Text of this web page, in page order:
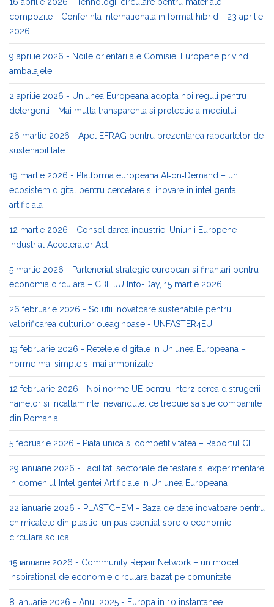
compozite - Conferinta internationala in format hibrid - 23 aprilie
2026
9 aprilie 2026 - Noile orientari ale Comisiei Europene privind
ambalajele
2 aprilie 2026 - Uniunea Europeana adopta noi reguli pentru
detergenti - Mai multa transparenta si protectie a mediului
26 martie 2026 - Apel EFRAG pentru prezentarea rapoartelor de
sustenabilitate
19 martie 2026 - Platforma europeana AI‑on‑Demand – un
ecosistem digital pentru cercetare si inovare in inteligenta
artificiala
12 martie 2026 - Consolidarea industriei Uniunii Europene -
Industrial Accelerator Act
5 martie 2026 - Parteneriat strategic european si finantari pentru
economia circulara – CBE JU Info-Day, 15 martie 2026
26 februarie 2026 - Solutii inovatoare sustenabile pentru
valorificarea culturilor oleaginoase - UNFASTER4EU
19 februarie 2026 - Retelele digitale in Uniunea Europeana –
norme mai simple si mai armonizate
12 februarie 2026 - Noi norme UE pentru interzicerea distrugerii
hainelor si incaltamintei nevandute: ce trebuie sa stie companiile
din Romania
5 februarie 2026 - Piata unica si competitivitatea – Raportul CE
29 ianuarie 2026 - Facilitati sectoriale de testare si experimentare
in domeniul Inteligentei Artificiale in Uniunea Europeana
22 ianuarie 2026 - PLASTCHEM - Baza de date inovatoare pentru
chimicalele din plastic: un pas esential spre o economie
circulara solida
15 ianuarie 2026 - Community Repair Network – un model
inspirational de economie circulara bazat pe comunitate
8 ianuarie 2026 - Anul 2025 - Europa in 10 instantanee